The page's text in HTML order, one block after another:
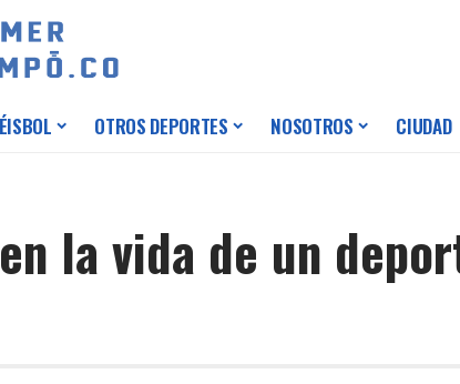
OTROS DEPORTES NOSOTROS CIUDAD
la vida de un